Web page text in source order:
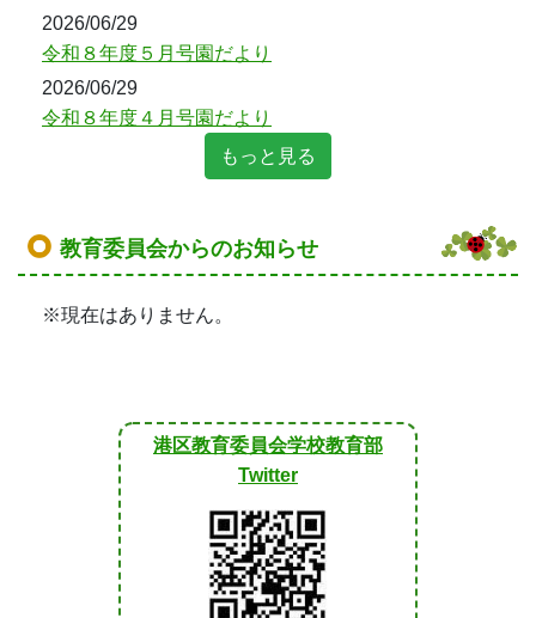
2026/06/29
令和８年度５月号園だより
2026/06/29
令和８年度４月号園だより
もっと見る
教育委員会からのお知らせ
※現在はありません。
港区教育委員会学校教育部
Twitter